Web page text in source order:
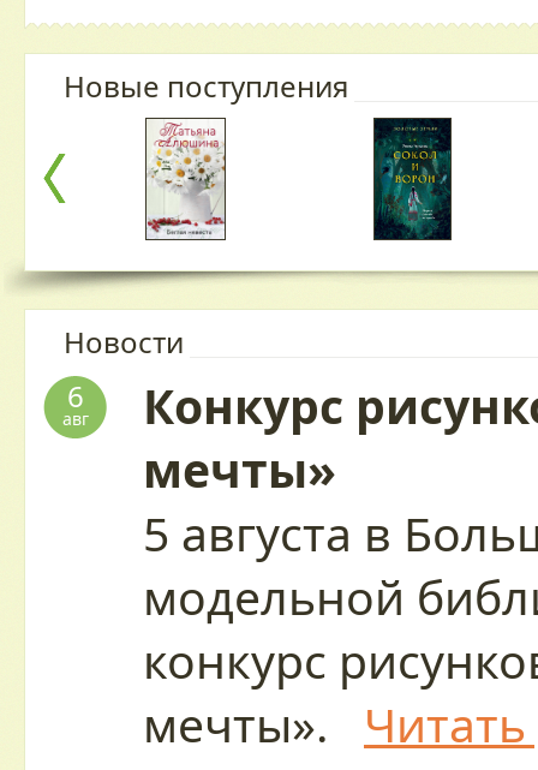
Новые поступления
Новости
6
авг
Конкурс
мечты»
5 августа в
модельной
конкурс
мечты».